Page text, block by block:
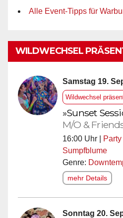
Alle Event-Tipps für
WILDWECHSEL
Samstag 19.
Wildwechsel
»Sunset
M/O &
16:00 Uhr | Party
Sumpfblume
Genre:
mehr Details
Sonntag 20.